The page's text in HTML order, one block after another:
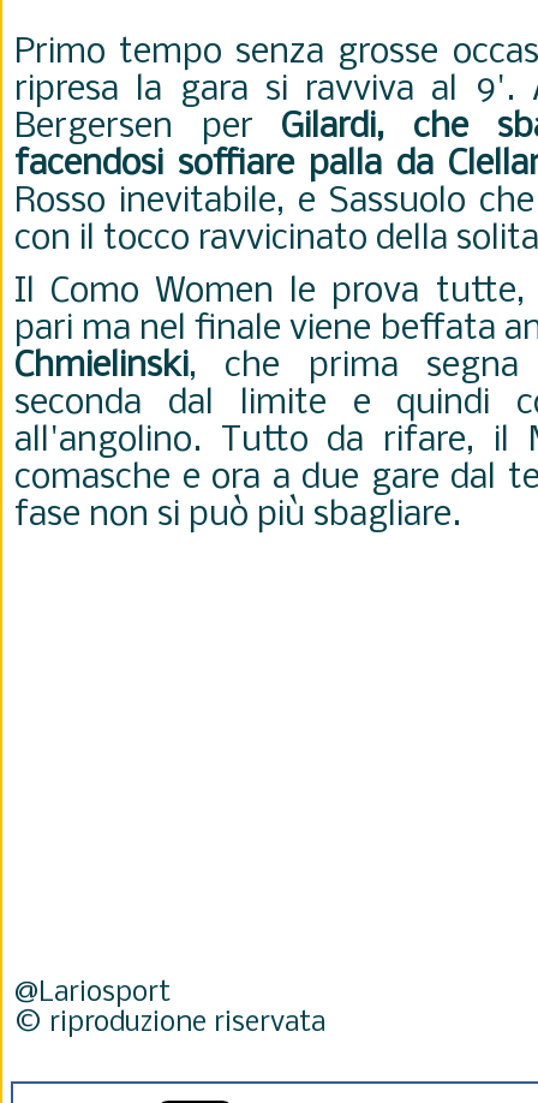
Primo tempo senza grosse
ripresa la gara si ravviva al 9'.
Bergersen per Gilardi, che
facendosi soffiare palla da
Rosso inevitabile, e Sassuolo
con il tocco ravvicinato della
Il Como Women le prova
pari ma nel finale viene beffata
Chmielinski, che prima segna
seconda dal limite e quindi
all'angolino. Tutto da rifare, il
comasche e ora a due gare dal
fase non si può più sbagliare.
@Lariosport
© riproduzione riservata